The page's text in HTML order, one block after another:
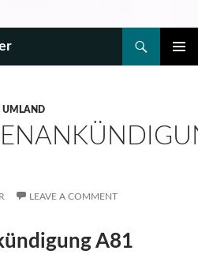
UMLAND
LEAVE A COMMENT
A81